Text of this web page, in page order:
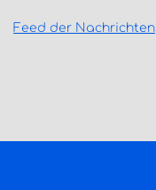
Feed der Nachrichten